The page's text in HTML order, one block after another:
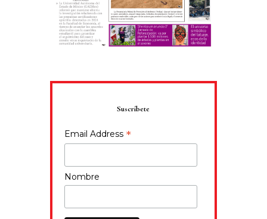
Suscríbete
Email Address *
Nombre